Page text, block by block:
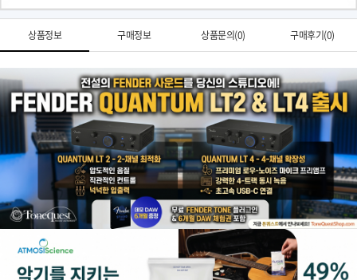
상품정보 구매정보 상품문의(0) 구매후기(0)